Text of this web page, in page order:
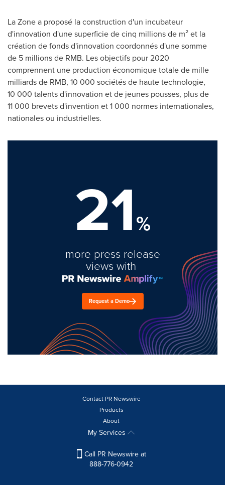
La Zone a proposé la construction d'un incubateur
d'innovation d'une superficie de cinq millions de m² et la
création de fonds d'innovation coordonnés d'une somme
de 5 millions de RMB. Les objectifs pour 2020
comprennent une production économique totale de mille
milliards de RMB, 10 000 sociétés de haute technologie,
10 000 talents d'innovation et de jeunes pousses, plus de
11 000 brevets d'invention et 1 000 normes internationales,
nationales ou industrielles.
21%
more press release
views with
Request a Demo
Contact PR Newswire
Products
About
My Services
Call PR Newswire at
888-776-0942